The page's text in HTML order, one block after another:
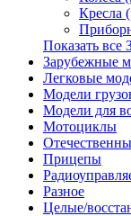
Кресла
Показать все
Зарубежные
Легковые
Модели
Модели для
Мотоциклы
Прицепы
Разное
Целые/